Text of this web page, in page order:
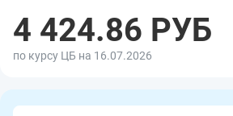
4 424.86 РУБ
по курсу ЦБ на 16.07.2026